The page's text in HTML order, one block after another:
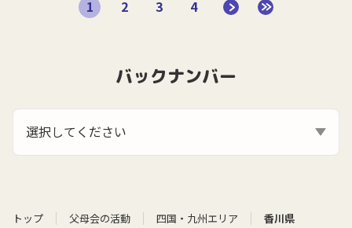
1 2 3 4
バックナンバー
選択してください
トップ 父母会の活動 四国・九州エリア 香川県